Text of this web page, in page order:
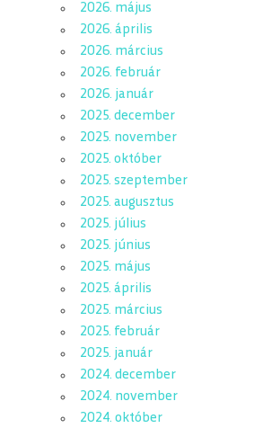
2026. május
2026. április
2026. március
2026. február
2026. január
2025. december
2025. november
2025. október
2025. szeptember
2025. augusztus
2025. július
2025. június
2025. május
2025. április
2025. március
2025. február
2025. január
2024. december
2024. november
2024. október